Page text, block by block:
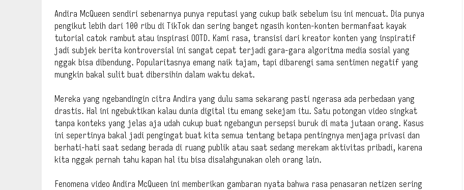
Andira McQueen sendiri sebenarnya punya reputasi yang cukup baik sebelum isu ini mencuat. Dia punya
pengikut lebih dari 100 ribu di TikTok dan sering banget ngasih konten-konten bermanfaat kayak
tutorial catok rambut atau inspirasi OOTD. Kami rasa, transisi dari kreator konten yang inspiratif
jadi subjek berita kontroversial ini sangat cepat terjadi gara-gara algoritma media sosial yang
nggak bisa dibendung. Popularitasnya emang naik tajam, tapi dibarengi sama sentimen negatif yang
mungkin bakal sulit buat dibersihin dalam waktu dekat.
Mereka yang ngebandingin citra Andira yang dulu sama sekarang pasti ngerasa ada perbedaan yang
drastis. Hal ini ngebuktikan kalau dunia digital itu emang sekejam itu. Satu potongan video singkat
tanpa konteks yang jelas aja udah cukup buat ngebangun persepsi buruk di mata jutaan orang. Kasus
ini sepertinya bakal jadi pengingat buat kita semua tentang betapa pentingnya menjaga privasi dan
berhati-hati saat sedang berada di ruang publik atau saat sedang merekam aktivitas pribadi, karena
kita nggak pernah tahu kapan hal itu bisa disalahgunakan oleh orang lain.
Fenomena video Andira McQueen ini memberikan gambaran nyata bahwa rasa penasaran netizen sering